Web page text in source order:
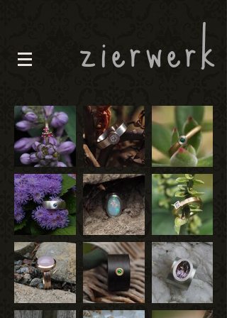
zierwerk